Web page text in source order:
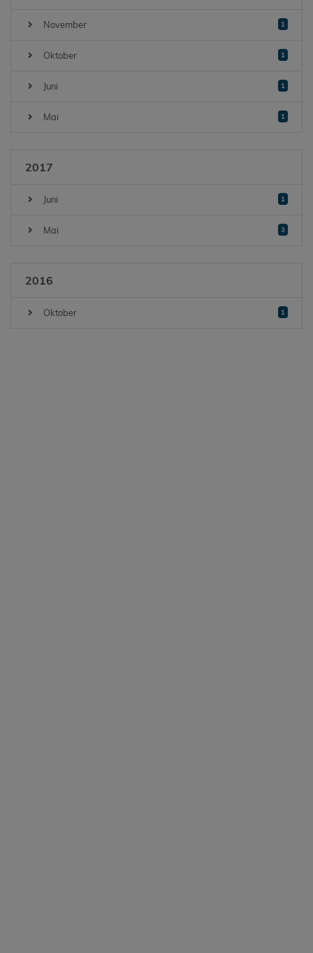
November 1
Oktober 1
Juni 1
Mai 1
2017
Juni 1
Mai 3
2016
Oktober 1